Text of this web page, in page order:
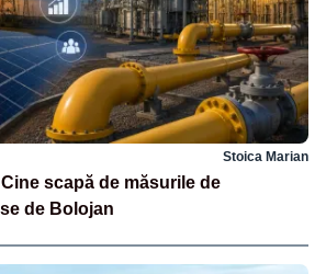
Stoica Marian
scapă de măsurile de
de Bolojan